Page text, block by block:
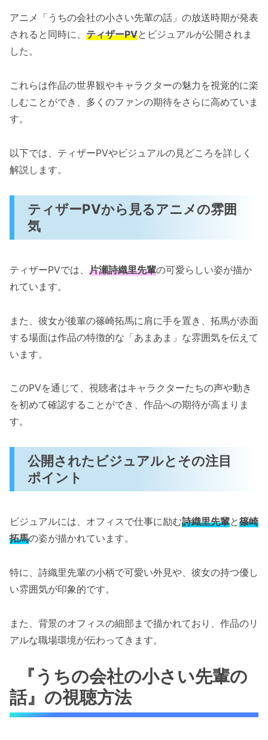
アニメ「うちの会社の小さい先輩の話」の放送時期が発表
されると同時に、 ティザーPVとビジュアルが公開されま
した。
これらは作品の世界観やキャラクターの魅力を視覚的に楽
しむことができ、多くのファンの期待をさらに高めていま
す。
以下では、ティザーPVやビジュアルの見どころを詳しく
解説します。
ティザーPVから見るアニメの雰囲
気
ティザーPVでは、 片瀬詩織里先輩の可愛らしい姿が描か
れています。
また、彼女が後輩の篠崎拓馬に肩に手を置き、拓馬が赤面
する場面は作品の特徴的な「あまあま」な雰囲気を伝えて
います。
このPVを通じて、視聴者はキャラクターたちの声や動き
を初めて確認することができ、作品への期待が高まりま
す。
公開されたビジュアルとその注目
ポイント
ビジュアルには、オフィスで仕事に励む詩織里先輩と篠崎
拓馬の姿が描かれています。
特に、詩織里先輩の小柄で可愛い外見や、彼女の持つ優し
い雰囲気が印象的です。
また、背景のオフィスの細部まで描かれており、作品のリ
アルな職場環境が伝わってきます。
『うちの会社の小さい先輩の
話』の視聴方法